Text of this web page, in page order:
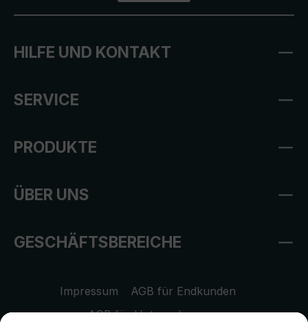
HILFE UND KONTAKT
SERVICE
PRODUKTE
ÜBER UNS
GESCHÄFTSBEREICHE
Impressum
AGB für Endkunden
AGB für Unternehmen